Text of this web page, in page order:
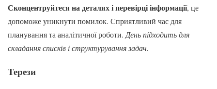
Сконцентруйтеся на деталях і перевірці інформації, це
допоможе уникнути помилок. Сприятливий час для
планування та аналітичної роботи.День підходить для
складання списків і структурування задач.
Терези